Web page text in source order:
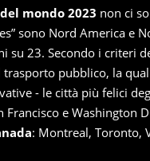
mondo 2023 non ci
sono Nord America e
su 23. Secondo i criteri
trasporto pubblico, la
- le città più felici
Francisco e Washington
: Montreal, Toronto,